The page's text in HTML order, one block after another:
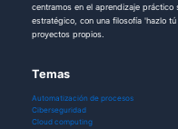
centramos en el aprendizaje práctico
estratégico, con una filosofía 'hazlo
proyectos propios.
Temas
Automatización de procesos
Ciberseguridad
Cloud computing